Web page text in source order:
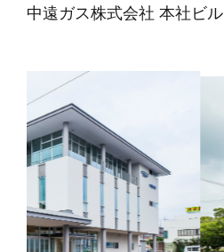
中遠ガス株式会社 本社ビル